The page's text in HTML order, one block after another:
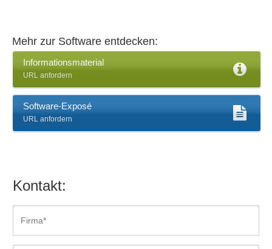
Mehr zur Software entdecken:
Informationsmaterial
URL anfordern
Software-Exposé
URL anfordern
Kontakt: